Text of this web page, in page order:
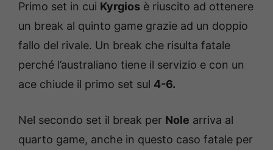
Primo set in cui Kyrgios è riuscito ad ottenere
un break al quinto game grazie ad un doppio
fallo del rivale. Un break che risulta fatale
perché l’australiano tiene il servizio e con un
ace chiude il primo set sul 4-6.
Nel secondo set il break per Nole arriva al
quarto game, anche in questo caso fatale per